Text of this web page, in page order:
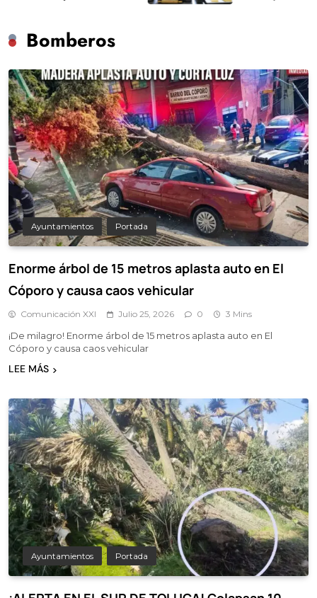
Bomberos
Ayuntamientos Portada
Enorme árbol de 15 metros aplasta auto en El
Cóporo y causa caos vehicular
Comunicación XXI Julio 25, 2026 0 3 Mins
¡De milagro! Enorme árbol de 15 metros aplasta auto en El
Cóporo y causa caos vehicular
LEE MÁS
Ayuntamientos Portada